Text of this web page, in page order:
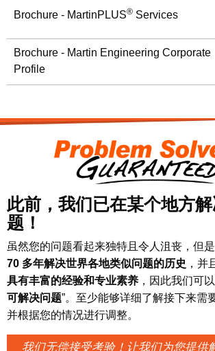
Brochure - MartinPLUS® Services
Brochure - Martin Engineering Corporate
Profile
此前，我们已在某个地方
题！
虽然您的问题看起来独特且令人沮丧，但
70 多年解决世界各地类似问题的历史 ，并且
具有丰富的经验和专业素养 ，因此我们可
可解决问题”。至少能够详细了解接下来需
并根据您的情况进行调整。
我们无偿接受考验！让我们为您提供